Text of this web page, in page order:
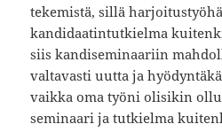
tekemistä, sillä
kandidaatintutkielma
siis kandiseminaariin
valtavasti uutta ja
vaikka oma työni olisikin
seminaari ja tutkielma